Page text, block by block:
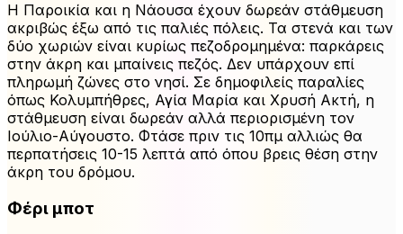
Η Παροικία και η Νάουσα έχουν δωρεάν στάθμευση
ακριβώς έξω από τις παλιές πόλεις. Τα στενά και των
δύο χωριών είναι κυρίως πεζοδρομημένα: παρκάρεις
στην άκρη και μπαίνεις πεζός. Δεν υπάρχουν επί
πληρωμή ζώνες στο νησί. Σε δημοφιλείς παραλίες
όπως Κολυμπήθρες, Αγία Μαρία και Χρυσή Ακτή, η
στάθμευση είναι δωρεάν αλλά περιορισμένη τον
Ιούλιο-Αύγουστο. Φτάσε πριν τις 10πμ αλλιώς θα
περπατήσεις 10-15 λεπτά από όπου βρεις θέση στην
άκρη του δρόμου.
Φέρι μποτ